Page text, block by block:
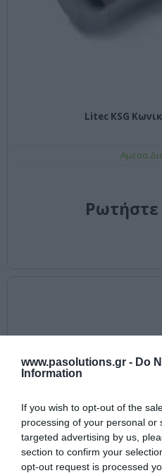
www.pasolutions.gr - Do
Information
If you wish to opt-out of the
processing of your personal or
targeted advertising by us,
section to confirm your
opt-out request is processed
Litec KSG
Αμεσα
Ρωτήστε